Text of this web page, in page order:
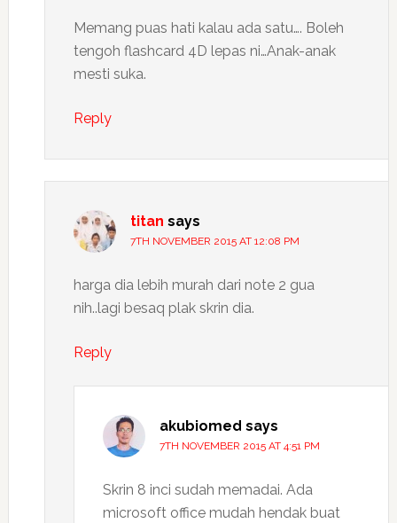
Memang puas hati kalau ada satu…. Boleh
tengoh flashcard 4D lepas ni…Anak-anak
mesti suka.
Reply
titan says
7TH NOVEMBER 2015 AT 12:08 PM
harga dia lebih murah dari note 2 gua
nih..lagi besaq plak skrin dia.
Reply
akubiomed says
7TH NOVEMBER 2015 AT 4:51 PM
Skrin 8 inci sudah memadai. Ada
microsoft office mudah hendak buat